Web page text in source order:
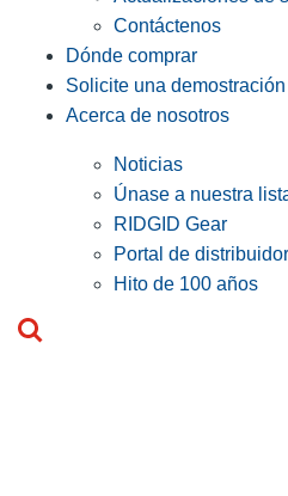
Contáctenos
Dónde comprar
Solicite una demostración
Acerca de nosotros
Noticias
Únase a nuestra
RIDGID Gear
Portal de
Hito de 100 años